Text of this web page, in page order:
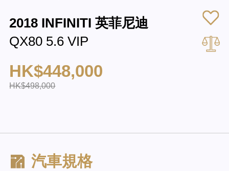
2018 INFINITI 英菲尼迪
QX80 5.6 VIP
HK$448,000
HK$498,000
汽車規格